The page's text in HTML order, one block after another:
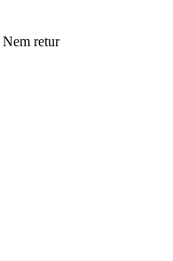
Nem retur